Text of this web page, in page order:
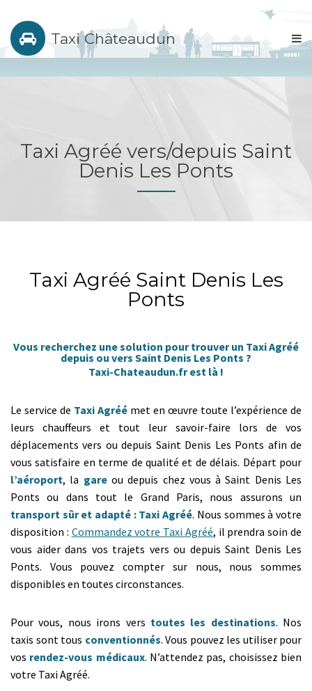
Taxi Châteaudun
Taxi Agréé vers/depuis Saint
Denis Les Ponts
Taxi Agréé Saint Denis Les
Ponts
Vous recherchez une solution pour trouver un Taxi Agréé
depuis ou vers Saint Denis Les Ponts ?
Taxi-Chateaudun.fr est là !
Le service de Taxi Agréé met en œuvre toute l’expérience de
leurs chauffeurs et tout leur savoir-faire lors de vos
déplacements vers ou depuis Saint Denis Les Ponts afin de
vous satisfaire en terme de qualité et de délais. Départ pour
l’aéroport, la gareou depuis chez vous à Saint Denis Les
Ponts ou dans tout le Grand Paris, nous assurons un
transport sûr et adapté : Taxi Agréé. Nous sommes à votre
disposition : Commandez votre Taxi Agréé, il prendra soin de
vous aider dans vos trajets vers ou depuis Saint Denis Les
Ponts. Vous pouvez compter sur nous, nous sommes
disponibles en toutes circonstances.
Pour vous, nous irons vers toutes les destinations. Nos
taxis sont tous conventionnés. Vous pouvez les utiliser pour
vos rendez-vous médicaux. N’attendez pas, choisissez bien
votre Taxi Agréé.